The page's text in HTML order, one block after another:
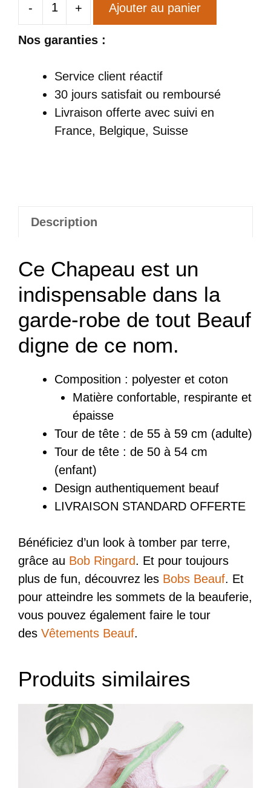
-
quantité
Beauf
Grenouille
+ Ajouter au panier
Nos garanties :
Service client réactif
30 jours satisfait ou remboursé
Livraison offerte avec suivi en
France, Belgique, Suisse
Description
Ce Chapeau est un
indispensable dans la
garde-robe de tout Beauf
digne de ce nom.
Composition : polyester et coton
Matière confortable, respirante et
épaisse
Tour de tête : de 55 à 59 cm (adulte)
Tour de tête : de 50 à 54 cm
(enfant)
Design authentiquement beauf
LIVRAISON STANDARD OFFERTE
Bénéficiez d’un look à tomber par terre,
grâce au Bob Ringard. Et pour toujours
plus de fun, découvrez les Bobs Beauf. Et
pour atteindre les sommets de la beauferie,
vous pouvez également faire le tour
des Vêtements Beauf.
Produits similaires